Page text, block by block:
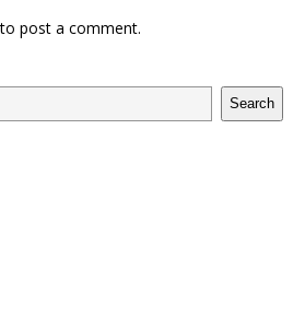
to post a comment.
Search